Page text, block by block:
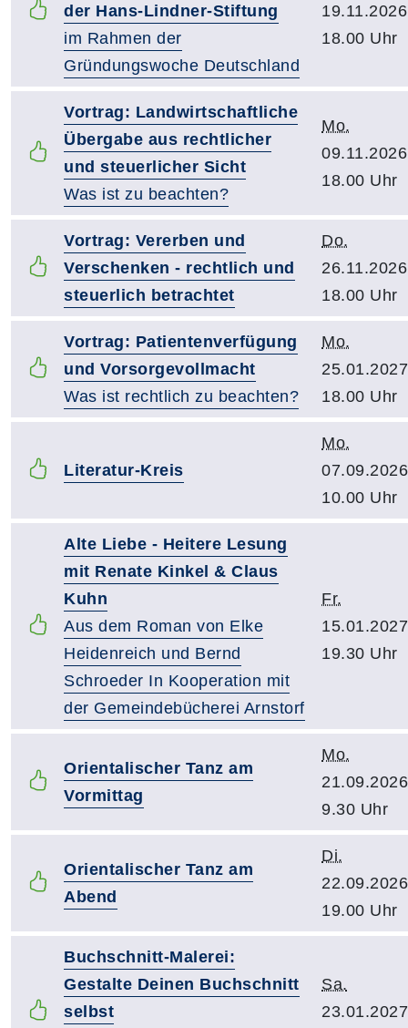
der Hans-Lindner-Stiftung
im Rahmen der
Gründungswoche Deutschland
18.00 Uhr
Vortrag: Landwirtschaftliche
Übergabe aus rechtlicher
und steuerlicher Sicht
Was ist zu beachten?
Mo.
18.00 Uhr
Vortrag: Vererben und
Verschenken - rechtlich und
steuerlich betrachtet
Do.
18.00 Uhr
Vortrag: Patientenverfügung
und Vorsorgevollmacht
Was ist rechtlich zu beachten?
Mo.
18.00 Uhr
Literatur-Kreis
Mo.
10.00 Uhr
Alte Liebe - Heitere Lesung
mit Renate Kinkel & Claus
Kuhn
Aus dem Roman von Elke
Heidenreich und Bernd
Schroeder In Kooperation mit
der Gemeindebücherei Arnstorf
Fr.
19.30 Uhr
Orientalischer Tanz am
Vormittag
Mo.
9.30 Uhr
Orientalischer Tanz am
Abend
Di.
19.00 Uhr
Buchschnitt-Malerei:
Gestalte Deinen Buchschnitt
selbst
Sa.